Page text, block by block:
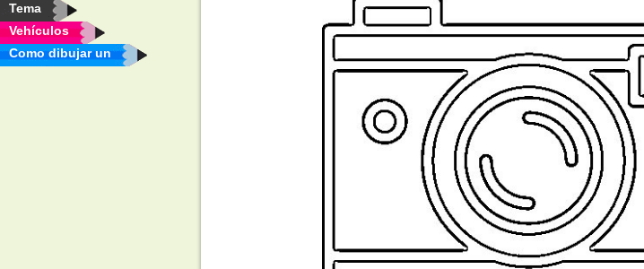
Tema
Vehículos
Como dibujar un